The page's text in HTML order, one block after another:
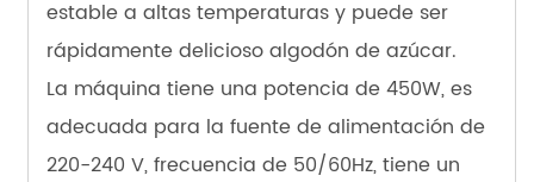
estable a altas temperaturas y puede ser
rápidamente delicioso algodón de azúcar.
La máquina tiene una potencia de 450W, es
adecuada para la fuente de alimentación de
220-240 V, frecuencia de 50/60Hz, tiene un